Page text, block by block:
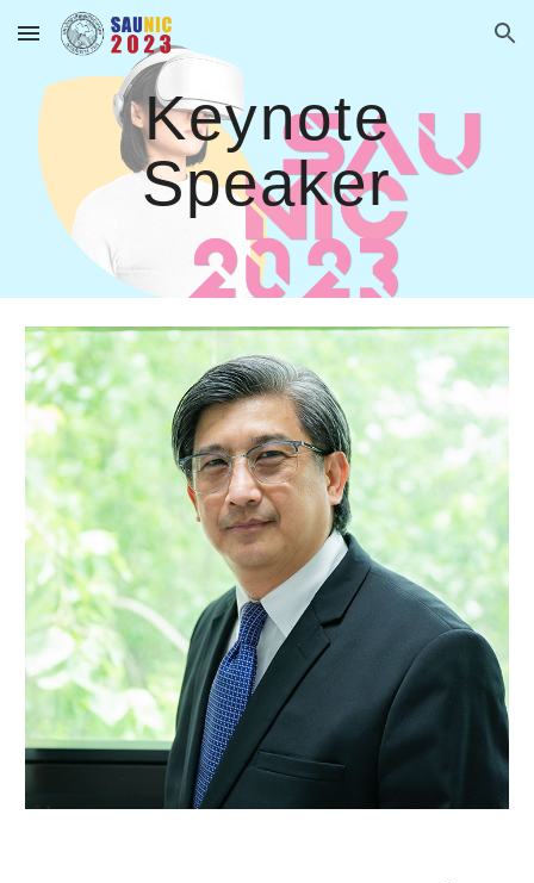
Skip to main content Skip to navigation
Keynote
Speaker